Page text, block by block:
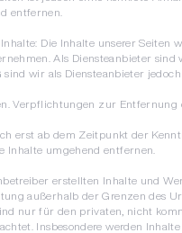
entfernen.
Die Inhalte unserer
Als Diensteanbieter
sind wir als Diensteanbieter
Verpflichtungen zur
erst ab dem Zeitpunkt der
Inhalte umgehend entfernen.
erstellten Inhalte und
außerhalb der Grenzen des
nur für den privaten, nicht
Insbesondere werden